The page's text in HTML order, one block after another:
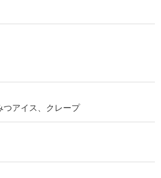
つアイス、クレープ